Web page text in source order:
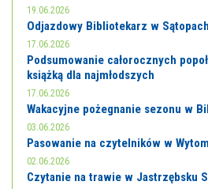
19.06.2026
Odjazdowy Bibliotekarz w Sątopach
17.06.2026
Podsumowanie całorocznych
książką dla najmłodszych
17.06.2026
Wakacyjne pożegnanie sezonu w
03.06.2026
Pasowanie na czytelników w
02.06.2026
Czytanie na trawie w Jastrzębsku